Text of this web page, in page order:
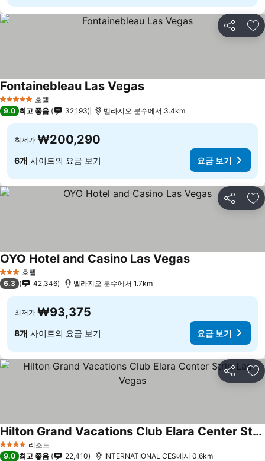
공유 즐
5 성급 호텔
Fontainebleau Las Vegas요금 보기
9.0 최고 좋음 32,193 벨라지오 분수에서 3.4km
최저가 ₩200,290
6개 사이트의 요금 보기 요금 보기
공유 즐
3 성급 호텔
OYO Hotel and Casino Las Vegas요금 보기
6.3 42,346 벨라지오 분수에서 1.7km
최저가 ₩93,375
8개 사이트의 요금 보기 요금 보기
공유 즐
4 성급 리조트
Hilton Grand Vacations Club Elara Center Strip Las Vegas
요금 보기
9.0 최고 좋음 22,410 INTERNATIONAL CES에서 0.6km